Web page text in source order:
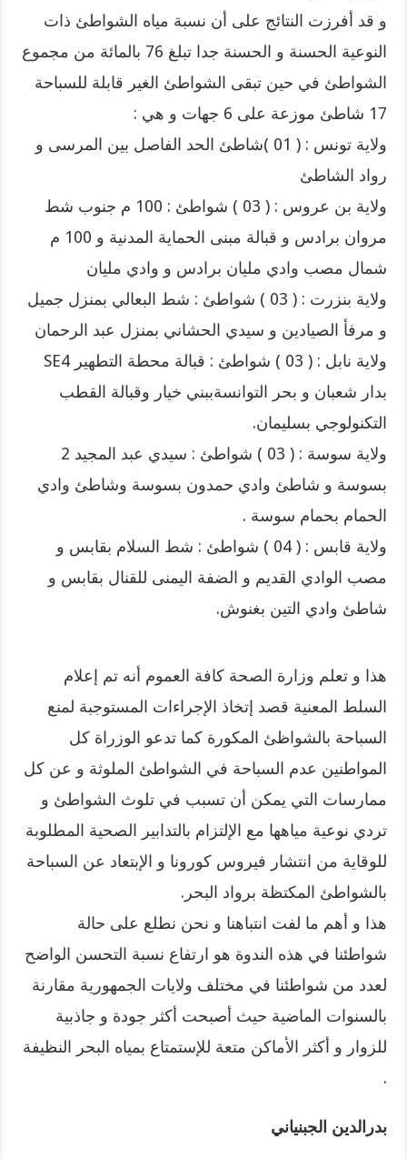
و قد أفرزت النتائج على أن نسبة مياه الشواطئ ذات
النوعية الحسنة و الحسنة جدا تبلغ 76 بالمائة من مجموع
الشواطئ في حين تبقى الشواطئ الغير قابلة للسباحة
17 شاطئ موزعة على 6 جهات و هي :
ولاية تونس : ( 01 )شاطئ الحد الفاصل بين المرسى و
رواد الشاطئ
ولاية بن عروس : ( 03 ) شواطئ : 100 م جنوب شط
مروان برادس و قبالة مبنى الحماية المدنية و 100 م
شمال مصب وادي مليان برادس و وادي مليان
ولاية بنزرت : ( 03 ) شواطئ : شط البعالي بمنزل جميل
و مرفأ الصيادين و سيدي الحشاني بمنزل عبد الرحمان
ولاية نابل : ( 03 ) شواطئ : قبالة محطة التطهير SE4
بدار شعبان و بحر التوانسةببني خيار وقبالة القطب
التكنولوجي بسليمان.
ولاية سوسة : ( 03 ) شواطئ : سيدي عبد المجيد 2
بسوسة و شاطئ وادي حمدون بسوسة وشاطئ وادي
الحمام بحمام سوسة .
ولاية قابس : ( 04 ) شواطئ : شط السلام بقابس و
مصب الوادي القديم و الضفة اليمنى للقنال بقابس و
شاطئ وادي التين بغنوش.
هذا و تعلم وزارة الصحة كافة العموم أنه تم إعلام
السلط المعنية قصد إتخاذ الإجراءات المستوجبة لمنع
السباحة بالشواظئ المكورة كما تدعو الوزراة كل
المواطنين عدم السباحة في الشواطئ الملوثة و عن كل
ممارسات التي يمكن أن تسبب في تلوث الشواطئ و
تردي نوعية مياهها مع الإلتزام بالتدابير الصحية المطلوبة
للوقاية من انتشار فيروس كورونا و الإبتعاد عن السباحة
بالشواطئ المكتظة برواد البحر.
هذا و أهم ما لفت انتباهنا و نحن نطلع على حالة
شواطئنا في هذه الندوة هو ارتفاع نسبة التحسن الواضح
لعدد من شواطئنا في مختلف ولايات الجمهورية مقارنة
بالسنوات الماضية حيث أصبحت أكثر جودة و جاذبية
للزوار و أكثر الأماكن متعة للإستمتاع بمياه البحر النظيفة
.
بدرالدين الجبنياني